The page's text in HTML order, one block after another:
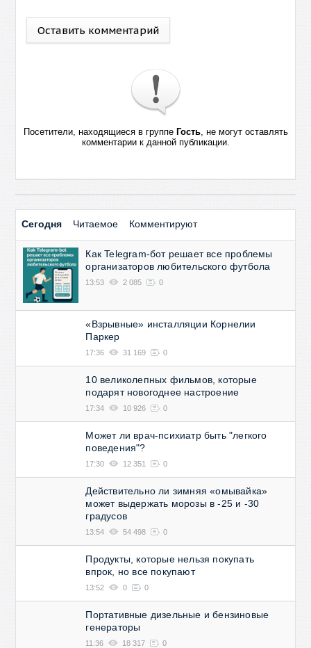
Оставить комментарий
Посетители, находящиеся в группе Гость, не могут оставлять
комментарии к данной публикации.
Сегодня Читаемое Комментируют
Как Telegram-бот решает все проблемы
организаторов любительского футбола
13:53 2 085 0
«Взрывные» инсталляции Корнелии
Паркер
17:36 31 169 0
10 великолепных фильмов, которые
подарят новогоднее настроение
17:34 10 926 0
Может ли врач-психиатр быть "легкого
поведения"?
17:30 12 351 0
Действительно ли зимняя «омывайка»
может выдержать морозы в -25 и -30
градусов
13:54 54 498 0
Продукты, которые нельзя покупать
впрок, но все покупают
13:52 0 0
Портативные дизельные и бензиновые
генераторы
11:36 18 317 0